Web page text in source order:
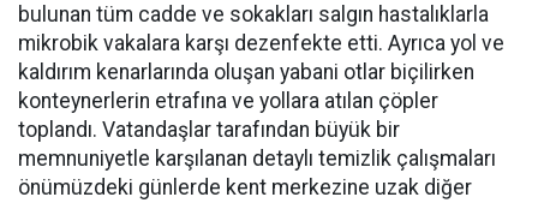
bulunan tüm cadde ve sokakları salgın hastalıklarla
mikrobik vakalara karşı dezenfekte etti. Ayrıca yol ve
kaldırım kenarlarında oluşan yabani otlar biçilirken
konteynerlerin etrafına ve yollara atılan çöpler
toplandı. Vatandaşlar tarafından büyük bir
memnuniyetle karşılanan detaylı temizlik çalışmaları
önümüzdeki günlerde kent merkezine uzak diğer